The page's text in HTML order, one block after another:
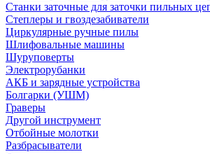
Станки заточные для заточки пильных
Степлеры и гвоздезабиватели
Циркулярные ручные пилы
Шлифовальные машины
Шуруповерты
Электрорубанки
АКБ и зарядные устройства
Болгарки (УШМ)
Граверы
Другой инструмент
Отбойные молотки
Разбрасыватели